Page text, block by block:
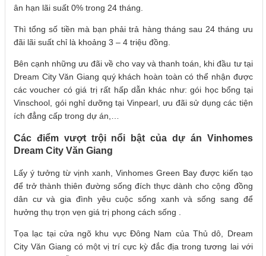
ân hạn lãi suất 0% trong 24 tháng.
Thì tổng số tiền mà bạn phải trả hàng tháng sau 24 tháng ưu
đãi lãi suất chỉ là khoảng 3 – 4 triệu đồng.
Bên cạnh những ưu đãi về cho vay và thanh toán, khi đầu tư tại
Dream City Văn Giang quý khách hoàn toàn có thể nhận được
các voucher có giá trị rất hấp dẫn khác như: gói học bổng tại
Vinschool, gói nghỉ dưỡng tại Vinpearl, ưu đãi sử dụng các tiện
ích đẳng cấp trong dự án,…
Các điểm vượt trội nổi bật của dự án Vinhomes
Dream City Văn Giang
Lấy ý tưởng từ vịnh xanh, Vinhomes Green Bay được kiến tạo
để trở thành thiên đường sống đích thực dành cho cộng đồng
dân cư và gia đình yêu cuộc sống xanh và sống sang để
hưởng thụ trọn vẹn giá trị phong cách sống .
Tọa lạc tại cửa ngõ khu vực Đông Nam của Thủ dô, Dream
City Văn Giang có một vị trí cực kỳ đắc địa trong tương lai với